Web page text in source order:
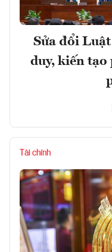
Sửa đổi
duy, kiến
Tài chính